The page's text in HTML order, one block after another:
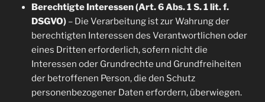
Berechtigte Interessen (Art. 6 Abs. 1 S. 1 lit. f.
DSGVO)– Die Verarbeitung ist zur Wahrung der
berechtigten Interessen des Verantwortlichen oder
eines Dritten erforderlich, sofern nicht die
Interessen oder Grundrechte und Grundfreiheiten
der betroffenen Person, die den Schutz
personenbezogener Daten erfordern, überwiegen.